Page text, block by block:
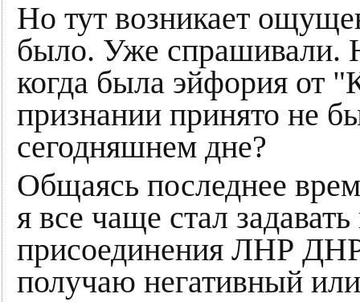
Но тут возникает
было. Уже спрашивали.
когда была эйфория от
признании принято не
сегодняшнем дне?
Общаясь последнее
я все чаще стал
присоединения ЛНР
получаю негативный